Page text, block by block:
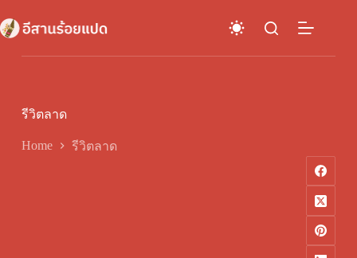
to
content
รีวิตลาด
Home รีวิตลาด